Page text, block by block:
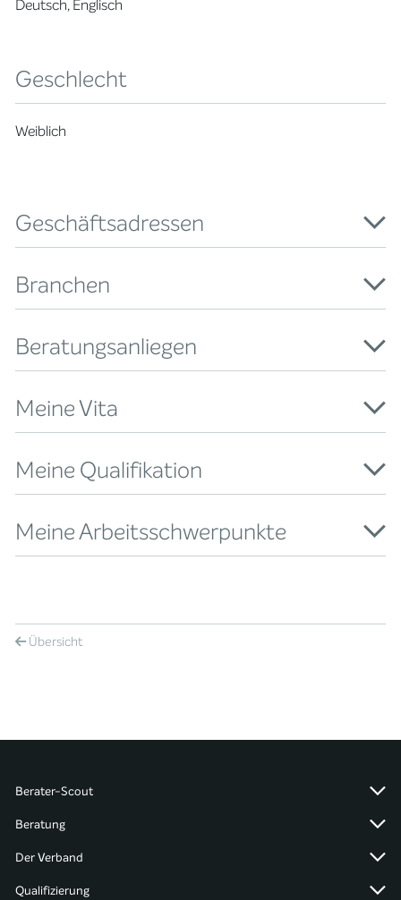
Deutsch, Englisch
Geschlecht
Weiblich
Geschäftsadressen
Branchen
Beratungsanliegen
Meine Vita
Meine Qualifikation
Meine Arbeitsschwerpunkte
Übersicht
Berater-Scout
Beratung
Der Verband
Qualifizierung